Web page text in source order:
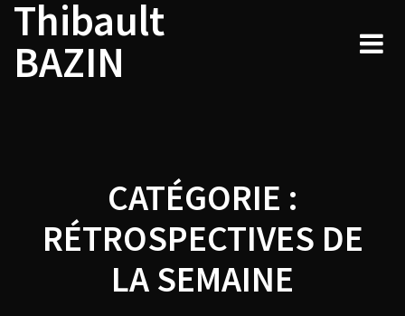
Skip
content
Thibault
BAZIN
CATÉGORIE :
RÉTROSPECTIVES DE
LA SEMAINE
Navigation
au